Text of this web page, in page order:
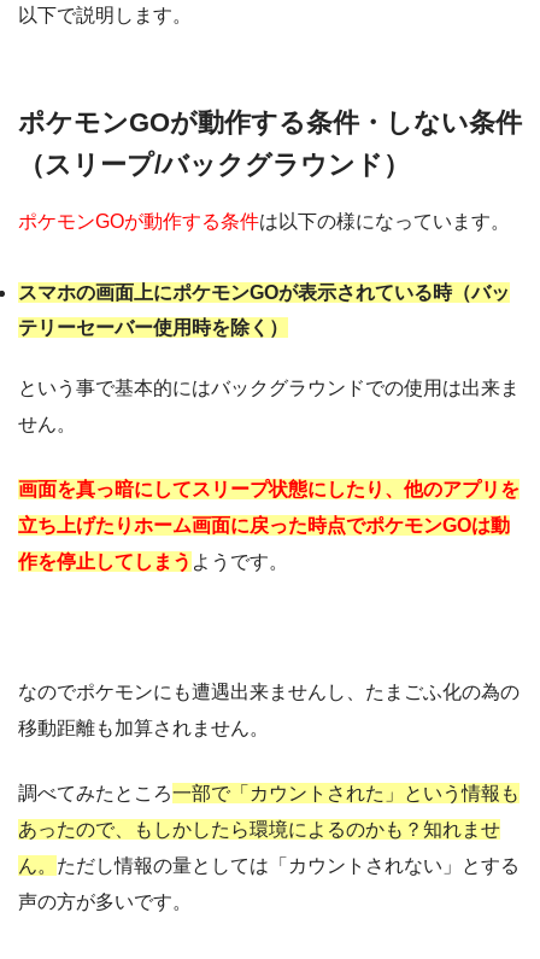
以下で説明します。
ポケモンGOが動作する条件・しない条件
（スリープ/バックグラウンド）
ポケモンGOが動作する条件は以下の様になっています。
スマホの画面上にポケモンGOが表示されている時（バッ
テリーセーバー使用時を除く）
という事で基本的にはバックグラウンドでの使用は出来ま
せん。
画面を真っ暗にしてスリープ状態にしたり、他のアプリを
立ち上げたりホーム画面に戻った時点でポケモンGOは動
作を停止してしまう ようです。
なのでポケモンにも遭遇出来ませんし、たまごふ化の為の
移動距離も加算されません。
調べてみたところ一部で「カウントされた」という情報も
あったので、もしかしたら環境によるのかも？知れませ
ん。 ただし情報の量としては「カウントされない」とする
声の方が多いです。